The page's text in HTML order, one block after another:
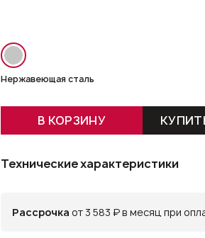
Нержавеющая сталь
В КОРЗИНУ
Технические характеристики
Рассрочка от 3 583 ₽ в месяц при